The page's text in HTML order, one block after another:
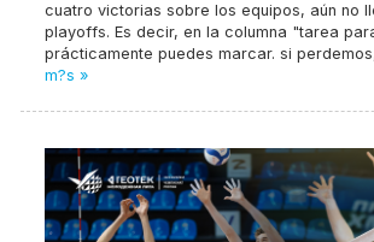
cuatro victorias sobre los equipos, aún no
playoffs. Es decir, en la columna "tarea
prácticamente puedes marcar. si
m?s »